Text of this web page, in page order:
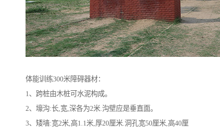
体能训练300米障碍器材：
1、跨桩由木桩可水泥构成。
2、壕沟:长,宽,深各为2米.沟壁应是垂直面。
3、矮墙:宽2米,高1.1米,厚20厘米.洞孔宽50厘米,高40厘